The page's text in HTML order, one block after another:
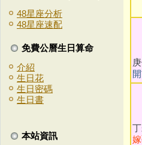
48星座分析
48星座速配
免費公曆生日算命
介紹
生日花
生日密碼
生日書
本站資訊